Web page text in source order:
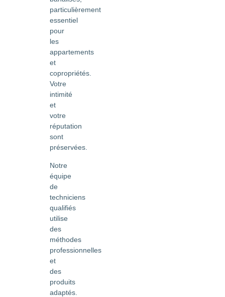
particulièrement
essentiel
pour
les
appartements
et
copropriétés.
Votre
intimité
et
votre
réputation
sont
préservées.
Notre
équipe
de
techniciens
qualifiés
utilise
des
méthodes
professionnelles
et
des
produits
adaptés.